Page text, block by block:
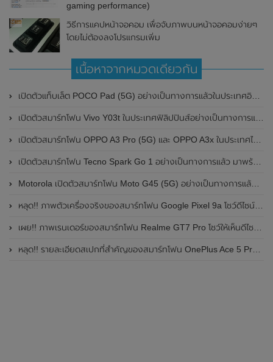
gaming performance)
วิธีการแคปหน้าจอคอม เพื่อจับภาพบนหน้าจอคอมง่ายๆ
โดยไม่ต้องลงโปรแกรมเพิ่ม
เนื้อหาจากหมวดเดียวกัน
เปิดตัวแท็บเล็ต POCO Pad (5G) อย่างเป็นทางการแล้วในประเทศอินเดีย มาพร้อมชิปเซ็ต Snapdragon 7s Gen 2 ของ Qualcomm และรองรับเครือข่าย 5G
เปิดตัวสมาร์ทโฟน Vivo Y03t ในประเทศฟิลิปปินส์อย่างเป็นทางการแล้ว มาพร้อมชิปเซ็ต Unisoc T612 , กล้องหลัง ความละเอียด 13MP , แบตเตอรี่ 5,000mAh และหน้าจอแสดงผล LCD / 90Hz
เปิดตัวสมาร์ทโฟน OPPO A3 Pro (5G) และ OPPO A3x ในประเทศไทยอย่างเป็นทางการแล้ว ในราคาเริ่มต้นเพียง 3,999 บาท
เปิดตัวสมาร์ทโฟน Tecno Spark Go 1 อย่างเป็นทางการแล้ว มาพร้อมหน้าจอแสดงผล LCD / 120Hz , แบตเตอรี่ 5,000mAh และใช้ชิปเซ็ต Unisoc
Motorola เปิดตัวสมาร์ทโฟน Moto G45 (5G) อย่างเป็นทางการแล้วในอินเดีย
หลุด!! ภาพตัวเครื่องจริงของสมาร์ทโฟน Google Pixel 9a โชว์ดีไซน์ใหม่ กล้องหลังแบนราบ ไม่มีกรอบของกล้องแล้ว
เผย!! ภาพเรนเดอร์ของสมาร์ทโฟน Realme GT7 Pro โชว์ให้เห็นดีไซน์ใหม่ พร้อมเผยรายละเอียดสเปกที่สำคัญบางส่วน
หลุด!! รายละเอียดสเปกที่สำคัญของสมาร์ทโฟน OnePlus Ace 5 Pro คาดเปิดตัวในเดือนพฤศจิกายน 2024 นี้